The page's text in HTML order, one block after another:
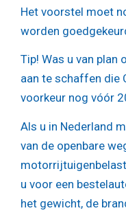
Het voorstel moet
worden
Tip! Was u van plan
aan te schaffen die
voorkeur nog vóór
Als u in Nederland
van de openbare
u voor een
het gewicht, de